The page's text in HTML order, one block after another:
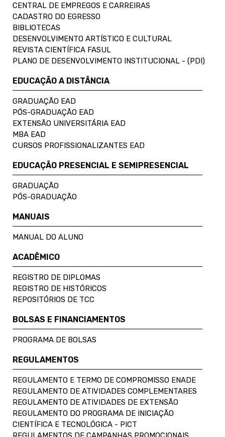
CENTRAL DE EMPREGOS E CARREIRAS
CADASTRO DO EGRESSO
BIBLIOTECAS
DESENVOLVIMENTO ARTÍSTICO E CULTURAL
REVISTA CIENTÍFICA FASUL
PLANO DE DESENVOLVIMENTO INSTITUCIONAL - (PDI)
EDUCAÇÃO A DISTÂNCIA
GRADUAÇÃO EAD
PÓS-GRADUAÇÃO EAD
EXTENSÃO UNIVERSITÁRIA EAD
MBA EAD
CURSOS PROFISSIONALIZANTES EAD
EDUCAÇÃO PRESENCIAL E SEMIPRESENCIAL
GRADUAÇÃO
PÓS-GRADUAÇÃO
MANUAIS
MANUAL DO ALUNO
ACADÊMICO
REGISTRO DE DIPLOMAS
REGISTRO DE HISTÓRICOS
REPOSITÓRIOS DE TCC
BOLSAS E FINANCIAMENTOS
PROGRAMA DE BOLSAS
REGULAMENTOS
REGULAMENTO E TERMO DE COMPROMISSO ENADE
REGULAMENTO DE ATIVIDADES COMPLEMENTARES
REGULAMENTO DE ATIVIDADES DE EXTENSÃO
REGULAMENTO DO PROGRAMA DE INICIAÇÃO
CIENTÍFICA E TECNOLÓGICA - PICT